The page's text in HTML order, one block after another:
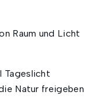
Raum und Licht
Tageslicht
Natur freigeben